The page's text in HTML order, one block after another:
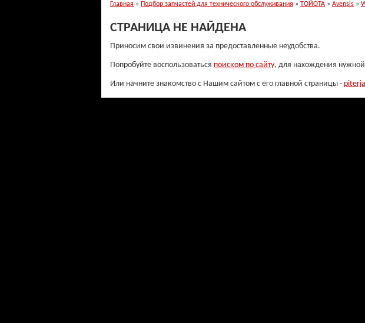
Главная » Подбор запчастей для технического обслуживания » ТОЙОТА » Avensis »
СТРАНИЦА НЕ НАЙДЕНА
Приносим свои извинения за предоставленные неудобства.
Попробуйте воспользоваться поиском по сайту, для нахождения
Или начните знакомство с Нашим сайтом с его главной страницы -